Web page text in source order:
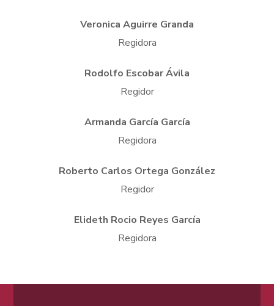
Veronica Aguirre Granda
Regidora
Rodolfo Escobar Ávila
Regidor
Armanda García García
Regidora
Roberto Carlos Ortega González
Regidor
Elideth Rocio Reyes García
Regidora